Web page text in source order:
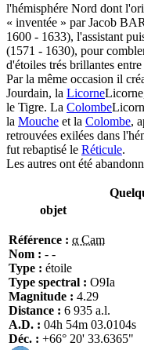
l'hémisphére Nord dont
« inventée » par Jacob
1600 - 1633), l'assistant
(1571 - 1630), pour
d'étoiles trés brillantes entre
Par la même occasion il
Jourdain, la Licorne
le Tigre. La Colombe
la Mouche et la Colombe,
retrouvées exilées dans
fut rebaptisé le Réticule.
Les autres ont été
objet
Référence : α Cam
Nom : - -
Type : étoile
Type spectral : O9Ia
Magnitude : 4.29
Distance : 6 935 a.l.
A.D. : 04h 54m 03.0104s
Déc. : +66° 20' 33.6365"